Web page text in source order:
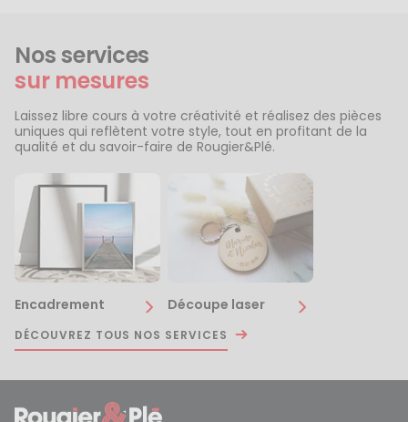
Nos services
sur mesures
Laissez libre cours à votre créativité et réalisez des pièces
uniques qui reflètent votre style, tout en profitant de la
qualité et du savoir-faire de Rougier&Plé.
Encadrement Découpe laser
DÉCOUVREZ TOUS NOS SERVICES